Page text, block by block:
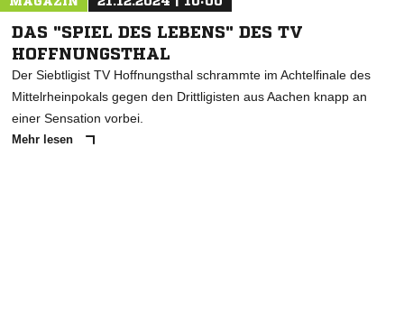
DAS "SPIEL DES LEBENS" DES TV
HOFFNUNGSTHAL
Der Siebtligist TV Hoffnungsthal schrammte im Achtelfinale des
Mittelrheinpokals gegen den Drittligisten aus Aachen knapp an
einer Sensation vorbei.
Mehr lesen